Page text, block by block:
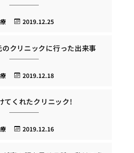
2019.12.25
クリニックに行った出来事
2019.12.18
てくれたクリニック!
2019.12.16